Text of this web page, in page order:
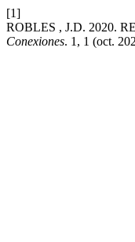
[1]
ROBLES , J.D. 2020.
Conexiones. 1, 1 (oct.